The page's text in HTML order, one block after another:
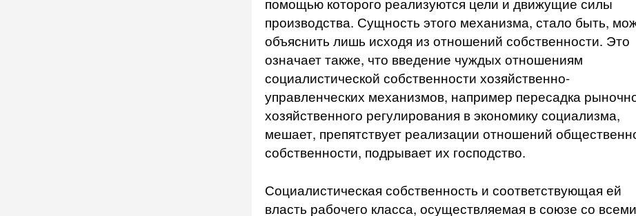
производства. Сущность этого механизма, стало быть,
объяснить лишь исходя из отношений собственности. Это
означает также, что введение чуждых отношениям
социалистической собственности хозяйственно-
управленческих механизмов, например пересадка
хозяйственного регулирования в экономику социализма,
мешает, препятствует реализации отношений
собственности, подрывает их господство.
Социалистическая собственность и соответствующая ей
власть рабочего класса, осуществляемая в союзе со всеми